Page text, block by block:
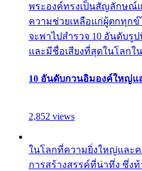
พระองค์ทรงเป็นสัญลักษณ์
ความช่วยเหลือแก่ผู้ตกทุกข์
จะพาไปสำรวจ 10 อันดับรู
และมีชื่อเสียงที่สุดในโลกใ
10 อันดับกวนอิมองค์ใหญ่แ
2,852 views
ในโลกที่ความยิ่งใหญ่และ
การสร้างสรรค์ที่น่าทึ่ง ซึ่ง